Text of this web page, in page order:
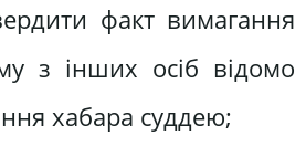
факт вимагання
з інших осіб відомо
хабара суддею;